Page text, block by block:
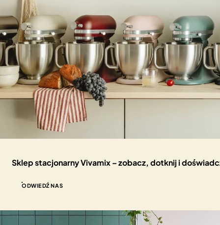
Sklep stacjonarny Vivamix – zobacz, dotknij i
ODWIEDŹ NAS